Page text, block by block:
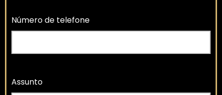
Número de telefone
Assunto